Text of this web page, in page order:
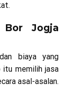
Jogja
biaya yang
itu memilih jasa
asal-asalan.